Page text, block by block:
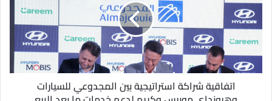
اتفاقية شراكة استراتيجية بين المجدوعي للسيارات